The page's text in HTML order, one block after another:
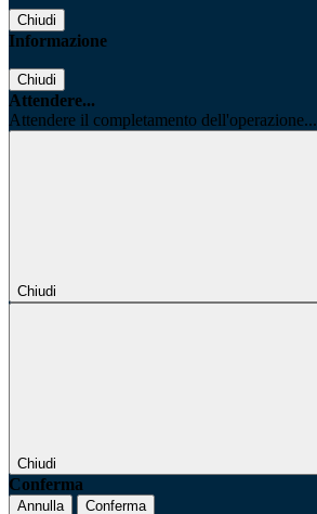
Chiudi
Informazione
Chiudi
Attendere...
Attendere il completamento dell'operazione...
Chiudi
Chiudi
Conferma
Annulla Conferma